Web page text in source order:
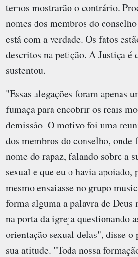
temos mostrarão o contrário.
nomes dos membros do
está com a verdade. Os fatos
descritos na petição. A Justiça é
sustentou.
"Essas alegações foram apenas
fumaça para encobrir os reais
demissão. O motivo foi uma
dos membros do conselho, onde
nome do rapaz, falando sobre a
sexual e que eu o havia
mesmo ensaiasse no grupo
forma alguma a palavra de Deus
na porta da igreja questionando
orientação sexual delas", disse
sua atitude. "Toda nossa